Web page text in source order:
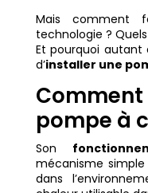
Mais comment
technologie ?
Et pourquoi autant
d’installer une
pompe à
Son
mécanisme
dans